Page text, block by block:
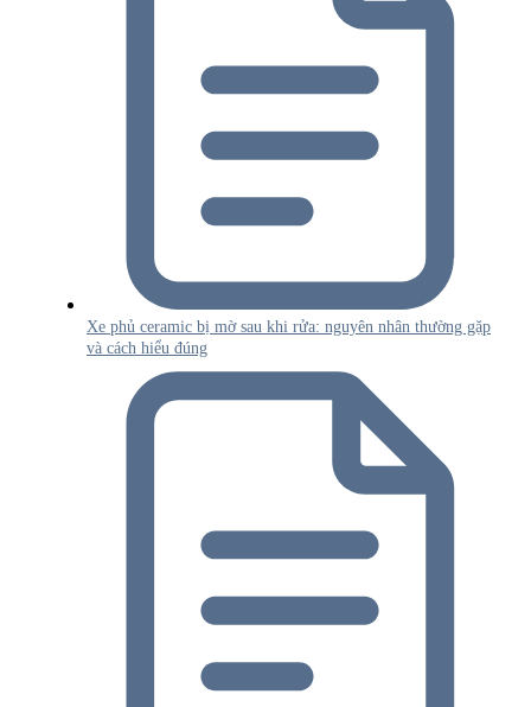
Xe phủ ceramic bị mờ sau khi rửa: nguyên nhân thường gặp
và cách hiểu đúng